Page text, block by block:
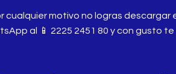
cualquier motivo no logras
al 📱 2225 2451 80 y con gusto te